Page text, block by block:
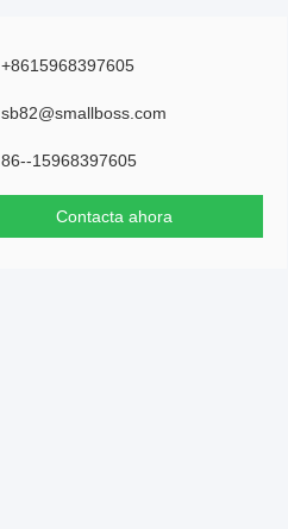
+8615968397605
sb82@smallboss.com
86--15968397605
Contacta ahora